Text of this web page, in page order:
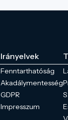
Irányelvek
Fenntarthatóság
Akadálymentesség
GDPR
Impresszum